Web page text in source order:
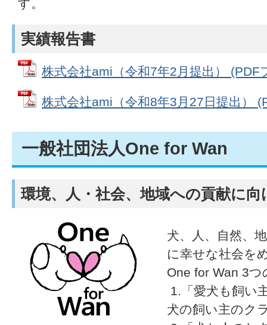
す。
実績報告書
株式会社ami（令和7年2月提出） (PDF
株式会社ami（令和8年3月27日提出）
一般社団法人One for Wan
環境、人・社会、地域への貢献に
犬、人、自然、
に幸せな社会を
One for Wan 3つ
1.「愛犬も飼い
犬の飼い主のク